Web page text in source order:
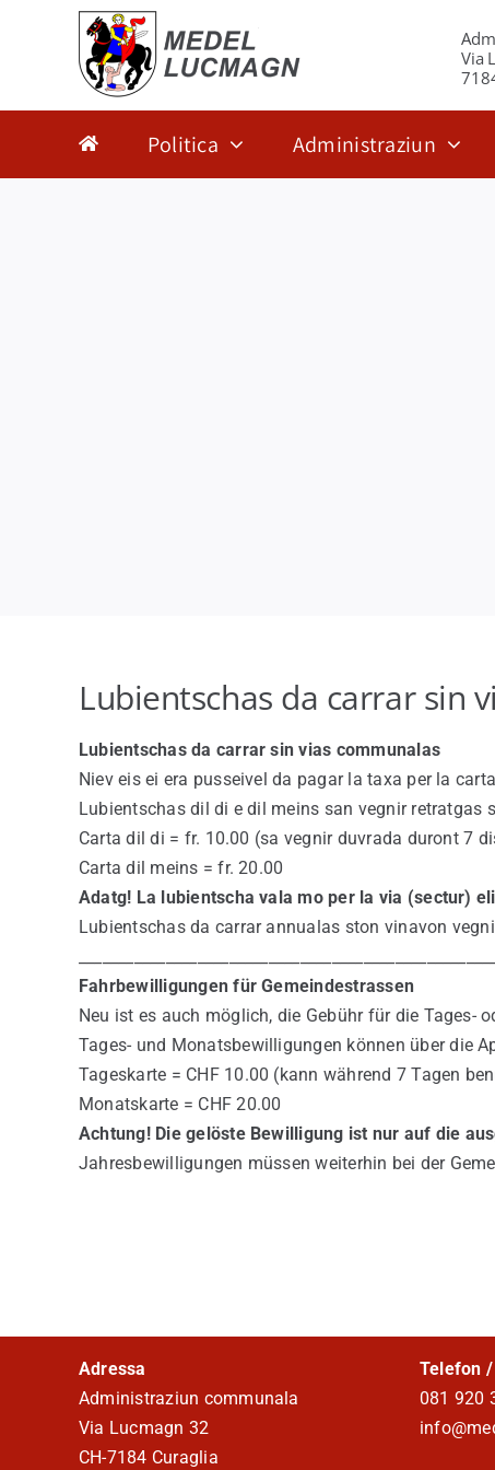
Via
Politica Administraziun
Lubientschas da carrar sin
Lubientschas da carrar sin vias communalas
Niev eis ei era pusseivel da pagar la taxa per la
Lubientschas dil di e dil meins san vegnir retratgas
Carta dil di = fr. 10.00 (sa vegnir duvrada duront 7
Carta dil meins = fr. 20.00
Adatg! La lubientscha vala mo per la via (sectur)
Lubientschas da carrar annualas ston vinavon
Fahrbewilligungen für Gemeindestrassen
Neu ist es auch möglich, die Gebühr für die
Tages- und Monatsbewilligungen können über die
Tageskarte = CHF 10.00 (kann während 7 Tagen
Monatskarte = CHF 20.00
Achtung! Die gelöste Bewilligung ist nur auf die
Jahresbewilligungen müssen weiterhin bei der
Adressa
Administraziun communala
Via Lucmagn 32
CH-7184 Curaglia
Telefon /
081 920